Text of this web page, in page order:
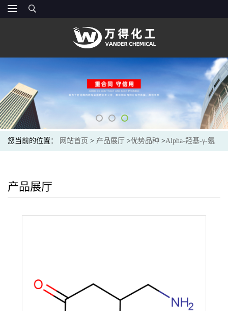
您当前的位置： 网站首页 > 产品展厅 >优势品种 >Alpha-羟基-γ-氨
产品展厅